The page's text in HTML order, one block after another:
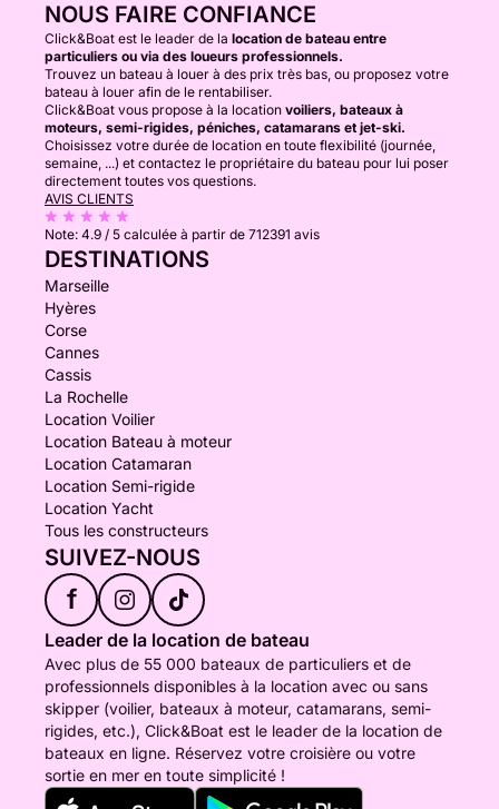
NOUS FAIRE CONFIANCE
Click&Boat est le leader de la location de bateau entre
particuliers ou via des loueurs professionnels.
Trouvez un bateau à louer à des prix très bas, ou proposez votre
bateau à louer afin de le rentabiliser.
Click&Boat vous propose à la location voiliers, bateaux à
moteurs, semi-rigides, péniches, catamarans et jet-ski.
Choisissez votre durée de location en toute flexibilité (journée,
semaine, ...) et contactez le propriétaire du bateau pour lui poser
directement toutes vos questions.
AVIS CLIENTS
Note: 4.9 / 5 calculée à partir de 712391 avis
DESTINATIONS
Marseille
Hyères
Corse
Cannes
Cassis
La Rochelle
Location Voilier
Location Bateau à moteur
Location Catamaran
Location Semi-rigide
Location Yacht
Tous les constructeurs
SUIVEZ-NOUS
f
Leader de la location de bateau
Avec plus de 55 000 bateaux de particuliers et de
professionnels disponibles à la location avec ou sans
skipper (voilier, bateaux à moteur, catamarans, semi-
rigides, etc.), Click&Boat est le leader de la location de
bateaux en ligne. Réservez votre croisière ou votre
sortie en mer en toute simplicité !